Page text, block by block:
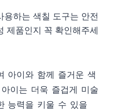
용하는 색칠 도구는 안전
제품인지 꼭 확인해주세
아이와 함께 즐거운 색
이는 더욱 즐겁게 미술
능력을 키울 수 있을